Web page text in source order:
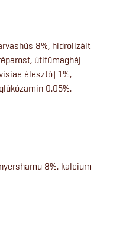
8%, hidrolizált
útifűmaghéj
élesztő) 1%,
0,05%,
8%, kalcium